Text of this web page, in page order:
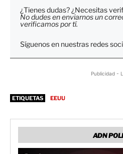
¿Tienes dudas? ¿Necesitas
No dudes en enviarnos un
verificamos por tí.
Síguenos en nuestras redes
Publicidad -
ETIQUETAS EEUU
ADN